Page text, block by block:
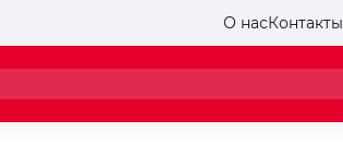
О насКонтакты